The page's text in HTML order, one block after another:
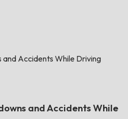
Accidents While Driving
and Accidents While